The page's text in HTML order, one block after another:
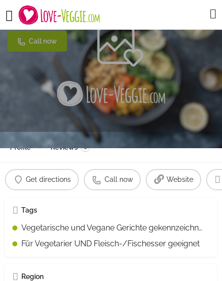
Naturkost Kornblume
Call now
Profile Reviews 0
Get directions Call now Website
Tags
Vegetarische und Vegane Gerichte gekennzeichnet
Für Vegetarier UND Fleisch-/Fischesser geeignet
Region